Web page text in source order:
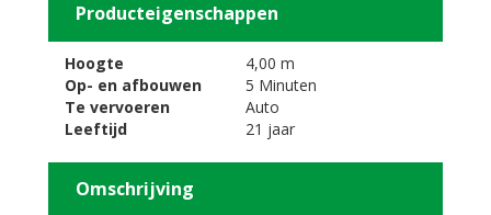
Producteigenschappen
Hoogte
4,00 m
Op- en afbouwen
5 Minuten
Te vervoeren
Auto
Leeftijd
21 jaar
Omschrijving